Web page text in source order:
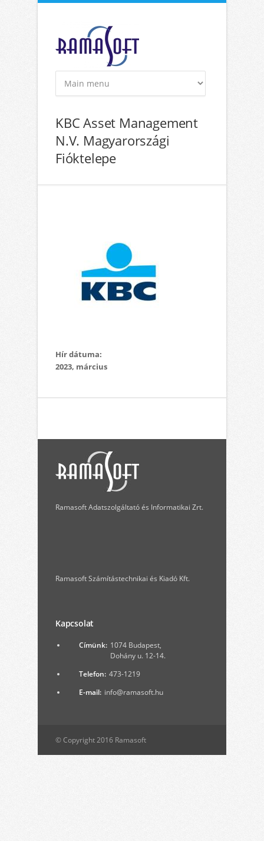
Ugrás a tartalomra
KBC Asset Management
N.V. Magyarországi
Fióktelepe
Hír dátuma:
2023, március
Ramasoft Adatszolgáltató és Informatikai Zrt.
Ramasoft Számítástechnikai és Kiadó Kft.
Kapcsolat
Címünk: 1074 Budapest,
Dohány u. 12-14.
Telefon: 473-1219
E-mail: info@ramasoft.hu
© Copyright 2016 Ramasoft